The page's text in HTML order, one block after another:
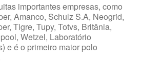
importantes empresas, como
Amanco, Schulz S.A, Neogrid,
Tigre, Tupy, Totvs, Britânia,
Wetzel, Laboratório
e é o primeiro maior polo